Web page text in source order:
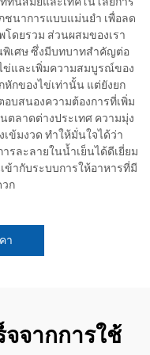
ชนาการแบบแม่นยำ เพื่อลด
ดยรวม ส่วนผสมของเรา
พิเศษ ซึ่งมีบทบาทสำคัญต่อ
ข่และเพิ่มความสมบูรณ์ของ
หักของไข่เท่านั้น แต่ยังยก
บสนองความต้องการที่เพิ่ม
ลาดต่างประเทศ ความมุ่ง
ข้มงวด ทำให้มั่นใจได้ว่า
รละลายในน้ำเย็นได้ดีเยี่ยม
ข้ากับระบบการให้อาหารที่มี
ก
า
จจากการใช้